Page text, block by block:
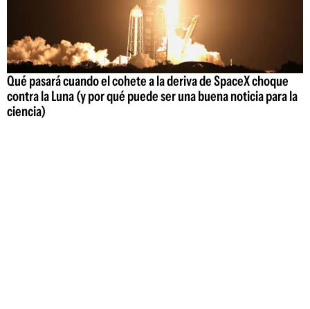
Qué pasará cuando el cohete a la deriva de SpaceX choque
contra la Luna (y por qué puede ser una buena noticia para la
ciencia)